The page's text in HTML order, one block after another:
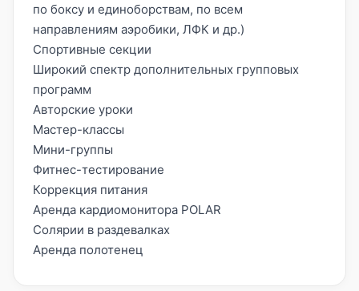
по боксу и единоборствам, по всем
направлениям аэробики, ЛФК и др.)
Спортивные секции
Широкий спектр дополнительных групповых
программ
Авторские уроки
Мастер-классы
Мини-группы
Фитнес-тестирование
Коррекция питания
Аренда кардиомонитора POLAR
Солярии в раздевалках
Аренда полотенец